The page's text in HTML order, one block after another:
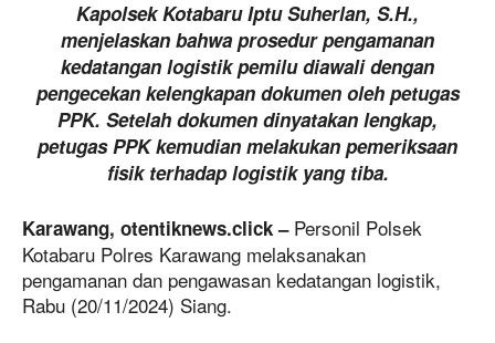
Kapolsek Kotabaru Iptu Suherlan, S.H.,
menjelaskan bahwa prosedur pengamanan
kedatangan logistik pemilu diawali dengan
pengecekan kelengkapan dokumen oleh petugas
PPK. Setelah dokumen dinyatakan lengkap,
petugas PPK kemudian melakukan pemeriksaan
fisik terhadap logistik yang tiba.
Karawang, otentiknews.click –Personil Polsek
Kotabaru Polres Karawang melaksanakan
pengamanan dan pengawasan kedatangan logistik,
Rabu (20/11/2024) Siang.